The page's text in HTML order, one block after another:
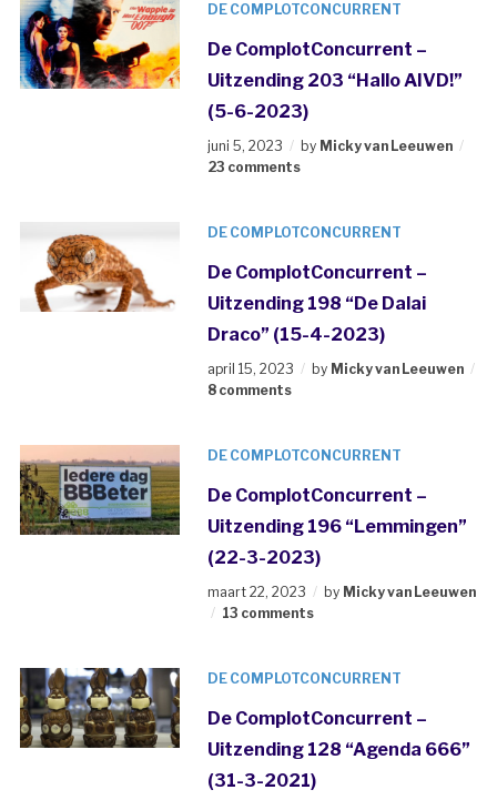
DE COMPLOTCONCURRENT
De ComplotConcurrent –
Uitzending 203 “Hallo AIVD!”
(5-6-2023)
juni 5, 2023 by Micky van Leeuwen
23 comments
DE COMPLOTCONCURRENT
De ComplotConcurrent –
Uitzending 198 “De Dalai
Draco” (15-4-2023)
april 15, 2023 by Micky van Leeuwen
8 comments
DE COMPLOTCONCURRENT
De ComplotConcurrent –
Uitzending 196 “Lemmingen”
(22-3-2023)
maart 22, 2023 by Micky van Leeuwen
13 comments
DE COMPLOTCONCURRENT
De ComplotConcurrent –
Uitzending 128 “Agenda 666”
(31-3-2021)